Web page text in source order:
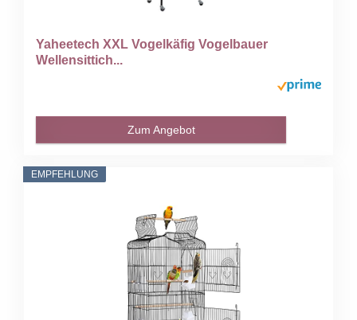
Yaheetech XXL Vogelkäfig Vogelbauer
Wellensittich...
Zum Angebot
EMPFEHLUNG